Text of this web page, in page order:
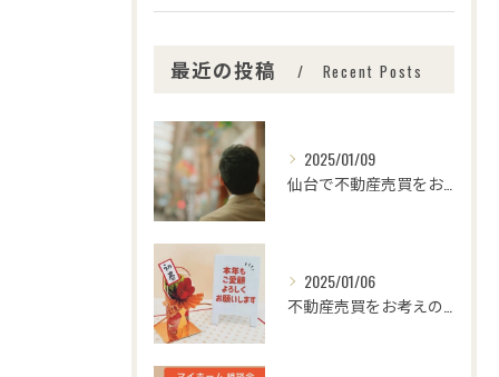
最近の投稿 Recent Posts
2025/01/09
2025/01/06